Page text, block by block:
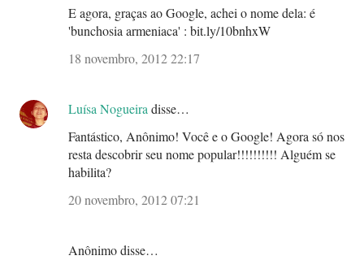
E agora, graças ao Google, achei o nome dela: é
'bunchosia armeniaca' : bit.ly/10bnhxW
18 novembro, 2012 22:17
Luísa Nogueiradisse…
Fantástico, Anônimo! Você e o Google! Agora só nos
resta descobrir seu nome popular!!!!!!!!!! Alguém se
habilita?
20 novembro, 2012 07:21
Anônimo disse…